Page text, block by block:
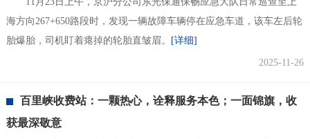
海方向267+650路段时，发现一辆故障车辆停在应急车道，该车左后轮
胎爆胎，司机盯着瘪掉的轮胎直皱眉。
[详细]
2025-11-26
百里峡收费站：一颗热心，诠释服务本色；一面锦旗，收
获最深敬意